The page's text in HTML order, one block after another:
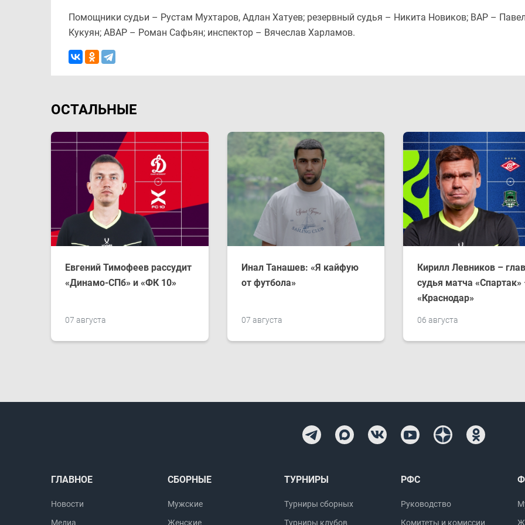
Помощники судьи – Рустам Мухтаров, Адлан Хатуев; резервный судья – Никита Новиков; ВАР –
Кукуян; АВАР – Роман Сафьян; инспектор – Вячеслав Харламов.
ОСТАЛЬНЫЕ
07 августа
Евгений Тимофеев рассудит
«Динамо-СПб» и «ФК 10»
07 августа
Инал Танашев: «Я кайфую
от футбола»
06 августа
Кирилл Левников –
судья матча «Спартак»
«Краснодар»
ГЛАВНОЕ
Новости
Медиа
СБОРНЫЕ
Мужские
Женские
ТУРНИРЫ
Турниры сборных
Турниры клубов
РФС
Руководство
Комитеты и комиссии